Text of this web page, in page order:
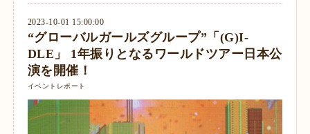
2023-10-01 15:00:00
“グローバルガールズグループ”「(G)I-
DLE」 1年振りとなるワールドツアー日本公
演を開催！
イベントレポート